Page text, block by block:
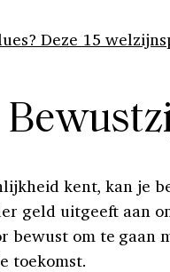
Deze 15
kent, kan je
geld uitgeeft aan
bewust om te gaan
toekomst.